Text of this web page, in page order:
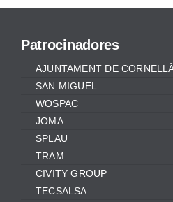
Patrocinadores
AJUNTAMENT DE
SAN MIGUEL
WOSPAC
JOMA
SPLAU
TRAM
CIVITY GROUP
TECSALSA